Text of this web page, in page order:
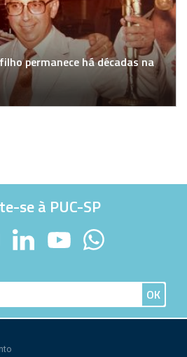
permanece há décadas na
se à PUC-SP